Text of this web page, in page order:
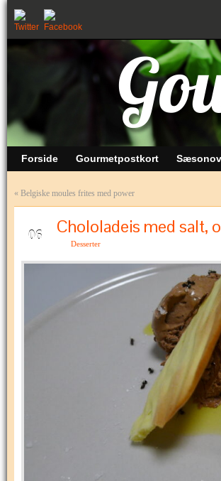
Forside Gourmetpostkort
« Belgiske moules frites med power
06 Chololadeis med salt,
Desserter